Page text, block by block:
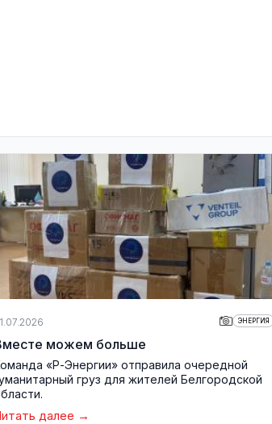
ЭНЕРГИЯ
можем больше
«Р-Энергии» отправила очередной
груз для жителей Белгородской
далее